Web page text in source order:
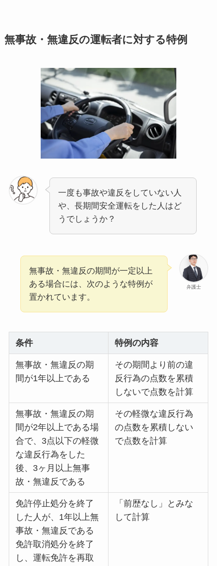
無事故・無違反の運転者に対する特例
一度も事故や違反をしていない人
や、長期間安全運転をした人はど
うでしょうか？
弁護士
無事故・無違反の期間が一定以上
ある場合には、次のような特例が
置かれています。
条件 特例の内容
無事故・無違反の期
間が1年以上である
その期間より前の違
反行為の点数を累積
しないで点数を計算
無事故・無違反の期
間が2年以上である場
合で、3点以下の軽微
な違反行為をした
後、3ヶ月以上無事
故・無違反である
その軽微な違反行為
の点数を累積しない
で点数を計算
免許停止処分を終了
した人が、1年以上無
事故・無違反である
免許取消処分を終了
し、運転免許を再取
「前歴なし」とみな
して計算